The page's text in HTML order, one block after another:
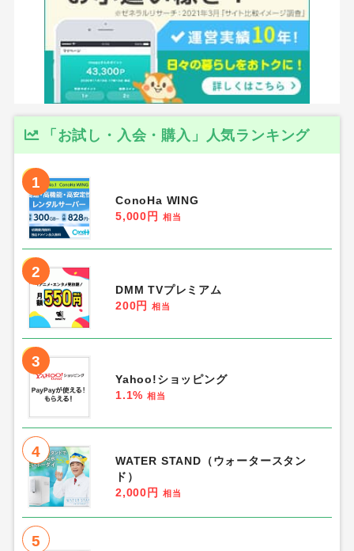
「お試し・入会・購入」人気ランキング
1
ConoHa WING
5,000円
相当
2
DMM TVプレミアム
200円
相当
3
Yahoo!ショッピング
1.1% 相当
4
WATER STAND（ウォータースタン
ド）
2,000円
相当
5